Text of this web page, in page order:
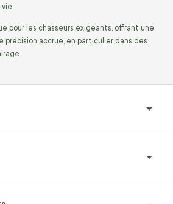
vie
pour les chasseurs exigeants, offrant une
précision accrue, en particulier dans des